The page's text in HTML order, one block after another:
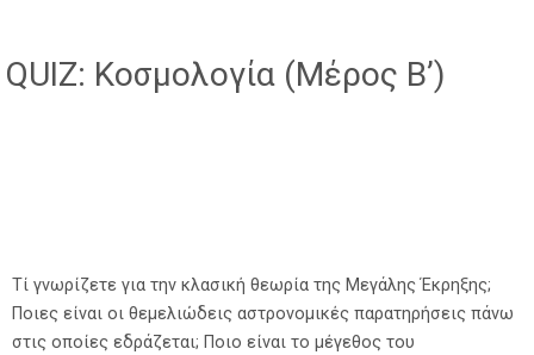
QUIZ: Κοσμολογία (Μέρος Β’)
Τί γνωρίζετε για την κλασική θεωρία της Μεγάλης Έκρηξης;
Ποιες είναι οι θεμελιώδεις αστρονομικές παρατηρήσεις πάνω
στις οποίες εδράζεται; Ποιο είναι το μέγεθος του